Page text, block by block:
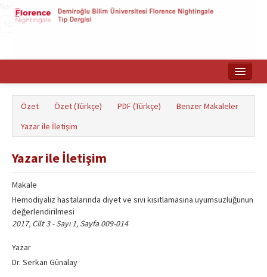
English
Özet Özet (Türkçe) PDF (Türkçe)
Benzer Makaleler
Yazar ile İletişim
Yazar ile İletişim
Makale
Hemodiyaliz hastalarında diyet ve sıvı kısıtlamasına uyumsuzluğunun
değerlendirilmesi
2017, Cilt 3 - Sayı 1, Sayfa 009-014
Yazar
Dr. Serkan Günalay
Name‌